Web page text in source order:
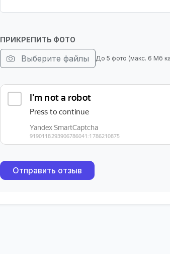
ПРИКРЕПИТЬ ФОТО
Выберите файлы До 5 фото (макс. 6 Мб
Отправить отзыв